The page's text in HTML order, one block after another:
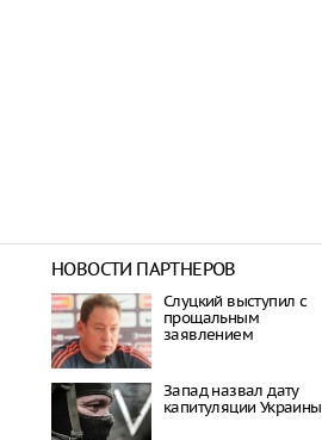
НОВОСТИ ПАРТНЕРОВ
Слуцкий выступил с
прощальным
заявлением
Запад назвал дату
капитуляции Украины